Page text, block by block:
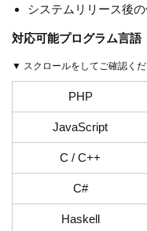
システムリリース後
対応可能プログラム言語
▼ スクロールをしてご確認くだ
PHP
JavaScript
C / C++
C#
Haskell